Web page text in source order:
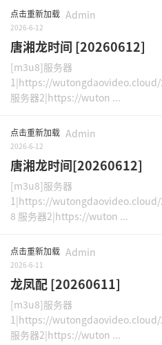
点击重新加载 Admin
2026-6-12
唐湘龙时间 [20260612]
[m3u8]服务器
1|https://
服务器2|https://wuton ...
点击重新加载 Admin
2026-6-12
唐湘龙时间[20260612]
[m3u8]服务器
1|https://
8 服务器2|https://wuton ...
点击重新加载 Admin
2026-6-11
龙凤配 [20260611]
[m3u8]服务器
1|https://
服务器2|https://wuton ...